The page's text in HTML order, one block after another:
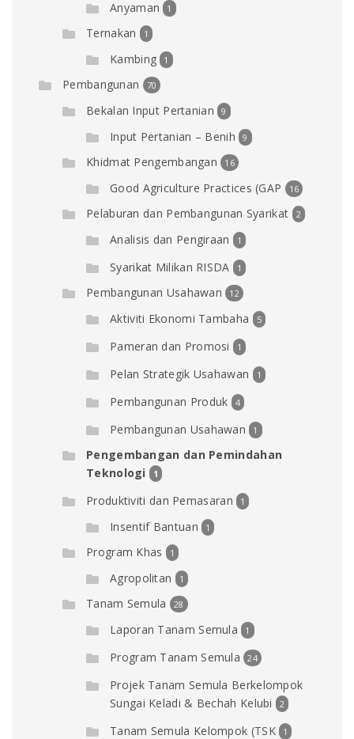
Anyaman 1
Ternakan 1
Kambing 1
Pembangunan 70
Bekalan Input Pertanian 9
Input Pertanian – Benih 9
Khidmat Pengembangan 16
Good Agriculture Practices (GAP 16
Pelaburan dan Pembangunan Syarikat 2
Analisis dan Pengiraan 1
Syarikat Milikan RISDA 1
Pembangunan Usahawan 12
Aktiviti Ekonomi Tambaha 5
Pameran dan Promosi 1
Pelan Strategik Usahawan 1
Pembangunan Produk 4
Pembangunan Usahawan 1
Pengembangan dan Pemindahan
Teknologi
1
Produktiviti dan Pemasaran 1
Insentif Bantuan 1
Program Khas 1
Agropolitan 1
Tanam Semula 28
Laporan Tanam Semula 1
Program Tanam Semula 24
Projek Tanam Semula Berkelompok
Sungai Keladi & Bechah Kelubi
2
Tanam Semula Kelompok (TSK 1